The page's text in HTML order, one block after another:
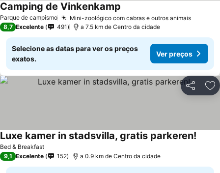
Parque de campismo Mini-zoológico com cabras e outros animais
Camping de Vinkenkamp
8,7 Excelente 491 a 7.5 km de Centro da cidade
Selecione as datas para ver os preços
exatos.
Ver preços
Partilhar
Bed & Breakfast
Luxe kamer in stadsvilla, gratis parkeren!
9,1 Excelente 152 a 0.9 km de Centro da cidade